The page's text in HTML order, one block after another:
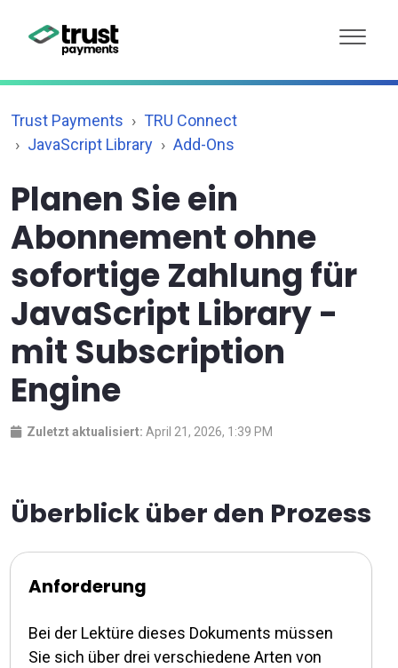
Trust Payments
TRU Connect
JavaScript Library
Add-Ons
Planen Sie ein
Abonnement ohne
sofortige Zahlung für
JavaScript Library -
mit Subscription
Engine
Zuletzt aktualisiert: April 21, 2026, 1:39 PM
Überblick über den Prozess
Anforderung
Bei der Lektüre dieses Dokuments müssen
Sie sich über drei verschiedene Arten von